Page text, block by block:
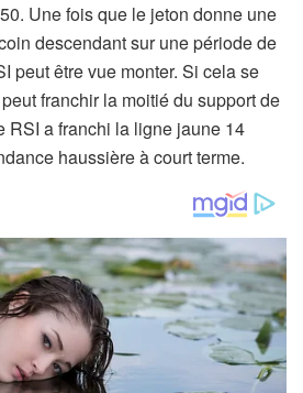
Une fois que le jeton donne une
descendant sur une période de
peut être vue monter. Si cela se
franchir la moitié du support de
RSI a franchi la ligne jaune 14
haussière à court terme.